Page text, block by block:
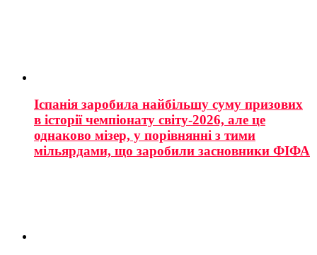
Іспанія заробила найбільшу суму призових
в історії чемпіонату світу-2026, але це
однаково мізер, у порівнянні з тими
мільярдами, що заробили засновники ФІФА